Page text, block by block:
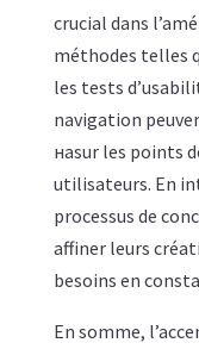
crucial dans
méthodes telles
les tests
navigation
наsur les points
utilisateurs. En
processus de
affiner leurs
besoins en
En somme,